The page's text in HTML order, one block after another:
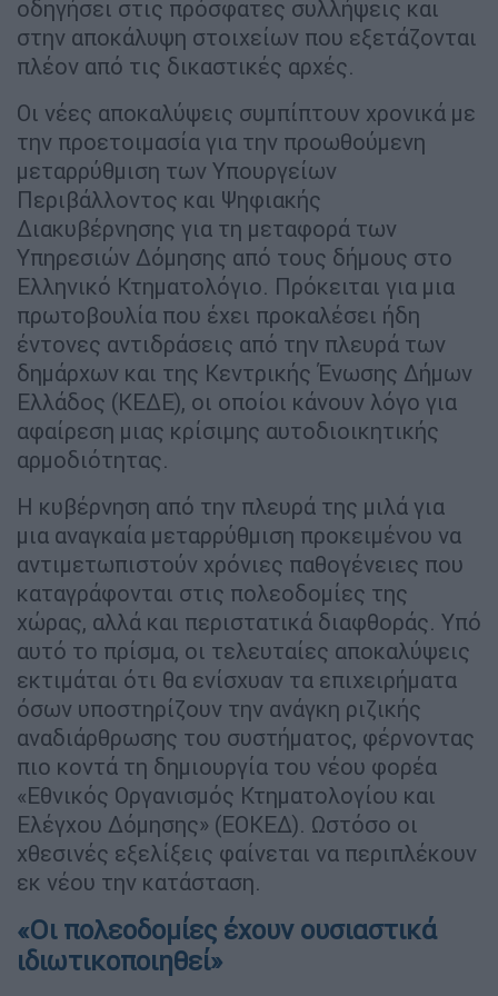
οδηγήσει στις πρόσφατες συλλήψεις και
στην αποκάλυψη στοιχείων που εξετάζονται
πλέον από τις δικαστικές αρχές.
Οι νέες αποκαλύψεις συμπίπτουν χρονικά με
την προετοιμασία για την προωθούμενη
μεταρρύθμιση των Υπουργείων
Περιβάλλοντος και Ψηφιακής
Διακυβέρνησης για τη μεταφορά των
Υπηρεσιών Δόμησης από τους δήμους στο
Ελληνικό Κτηματολόγιο. Πρόκειται για μια
πρωτοβουλία που έχει προκαλέσει ήδη
έντονες αντιδράσεις από την πλευρά των
δημάρχων και της Κεντρικής Ένωσης Δήμων
Ελλάδος (ΚΕΔΕ), οι οποίοι κάνουν λόγο για
αφαίρεση μιας κρίσιμης αυτοδιοικητικής
αρμοδιότητας.
Η κυβέρνηση από την πλευρά της μιλά για
μια αναγκαία μεταρρύθμιση προκειμένου να
αντιμετωπιστούν χρόνιες παθογένειες που
καταγράφονται στις πολεοδομίες της
χώρας, αλλά και περιστατικά διαφθοράς. Υπό
αυτό το πρίσμα, οι τελευταίες αποκαλύψεις
εκτιμάται ότι θα ενίσχυαν τα επιχειρήματα
όσων υποστηρίζουν την ανάγκη ριζικής
αναδιάρθρωσης του συστήματος, φέρνοντας
πιο κοντά τη δημιουργία του νέου φορέα
«Εθνικός Οργανισμός Κτηματολογίου και
Ελέγχου Δόμησης» (ΕΟΚΕΔ). Ωστόσο οι
χθεσινές εξελίξεις φαίνεται να περιπλέκουν
εκ νέου την κατάσταση.
«Οι πολεοδομίες έχουν ουσιαστικά
ιδιωτικοποιηθεί»